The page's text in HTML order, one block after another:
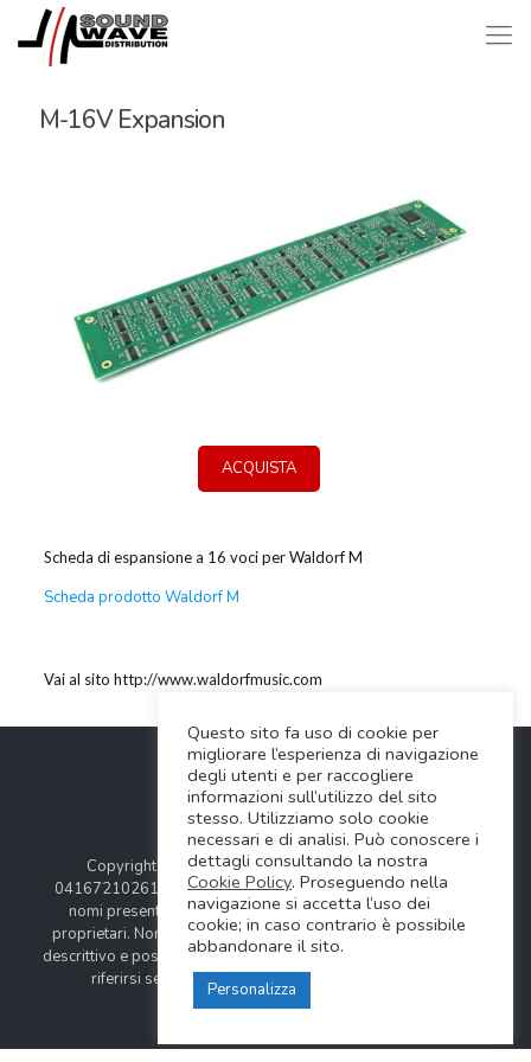
M-16V Expansion
ACQUISTA
Scheda di espansione a 16 voci per Waldorf M
Scheda prodotto Waldorf M
Vai al sito http://www.waldorfmusic.com
Copyright © 2024 Soundwave Distribution Srl - P.I.
04167210261 |
COOKIES POLICY| Tutti i marchi, i prodotti e i
nomi presentati in questo sito sono registrati dai legittimi
proprietari. Nomi e caratteristiche sono citati solamente al fine
descrittivo e possono variare senza obbligo di preavviso, quindi
riferirsi sempre ai siti web dei rispettivi costruttori.
Questo sito fa uso di cookie per
migliorare l’esperienza di navigazione
degli utenti e per raccogliere
informazioni sull’utilizzo del sito
stesso. Utilizziamo solo cookie
necessari e di analisi. Può conoscere i
dettagli consultando la nostra
Cookie Policy. Proseguendo nella
navigazione si accetta l’uso dei
cookie; in caso contrario è possibile
abbandonare il sito.
Personalizza